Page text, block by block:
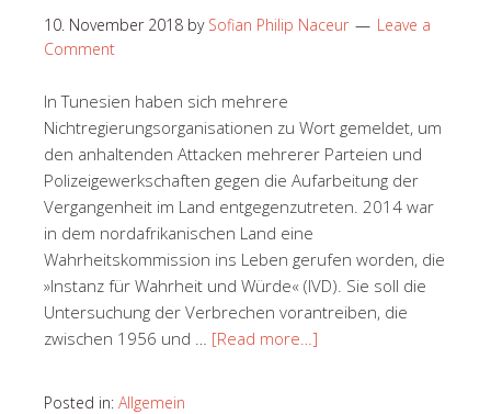
10. November 2018 by Sofian Philip Naceur
Leave a
Comment
In Tunesien haben sich mehrere
Nichtregierungsorganisationen zu Wort gemeldet, um
den anhaltenden Attacken mehrerer Parteien und
Polizeigewerkschaften gegen die Aufarbeitung der
Vergangenheit im Land entgegenzutreten. 2014 war
in dem nordafrikanischen Land eine
Wahrheitskommission ins Leben gerufen worden, die
»Instanz für Wahrheit und Würde« (IVD). Sie soll die
Untersuchung der Verbrechen vorantreiben, die
zwischen 1956 und … [Read more…]
Posted in: Allgemein